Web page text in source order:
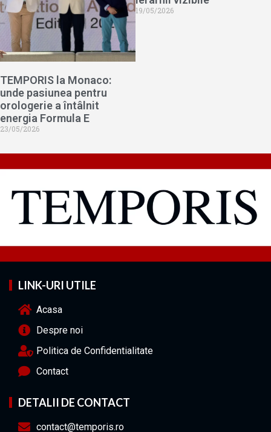
TEMPORIS la Monaco:
unde pasiunea pentru
orologerie a întâlnit
energia Formula E
23/05/2026
19/05/2026
LINK-URI UTILE
Acasa
Despre noi
Politica de Confidentialitate
Contact
DETALII DE CONTACT
contact@temporis.ro